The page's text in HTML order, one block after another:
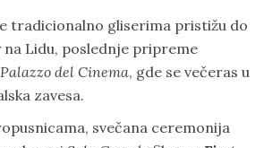
tradicionalno gliserima pristižu do
na Lidu, poslednje pripreme
Palazzo del Cinema, gde se večeras u
zavesa.
svečana ceremonija